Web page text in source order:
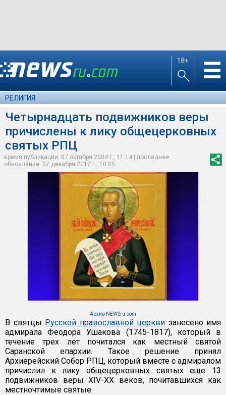
18+ ☰
РЕЛИГИЯ
Четырнадцать подвижников веры
причислены к лику общецерковных
святых РПЦ
время публикации: 07 октября 2004 г., 11:14 | последнее
обновление: 07 декабря 2017 г., 10:05
Архив NEWSru.com
В святцы Русской православной церкви занесено имя
адмирала Феодора Ушакова (1745-1817), который в
течение трех лет почитался как местный святой
Саранской епархии. Такое решение принял
Архиерейский Собор РПЦ, который вместе с адмиралом
причислил к лику общецерковных святых еще 13
подвижников веры XIV-XX веков, почитавшихся как
местночтимые святые.